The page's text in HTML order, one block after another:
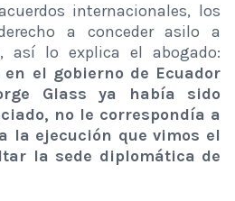
internacionales, los
a conceder asilo a
así lo explica el abogado:
en el gobierno de Ecuador
Glass ya había sido
no le correspondía a
la ejecución que vimos el
la sede diplomática de